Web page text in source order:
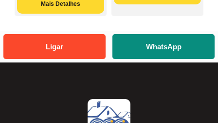
Mais Detalhes
Ligar WhatsApp